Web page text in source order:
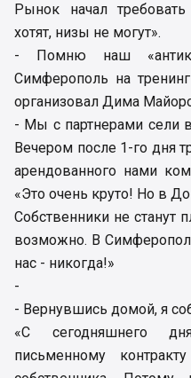
Рынок начал
хотят, низы не могут».
- Помню наш
Симферополь на
организовал Дима
- Мы с партнерами сели
Вечером после 1-го дня
арендованного нами
«Это очень круто! Но в
Собственники не станут
возможно. В
нас - никогда!»
-
- Вернувшись домой, я
«С сегодняшнего
письменному